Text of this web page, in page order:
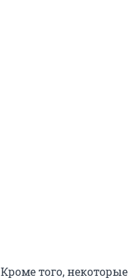
Кроме того,